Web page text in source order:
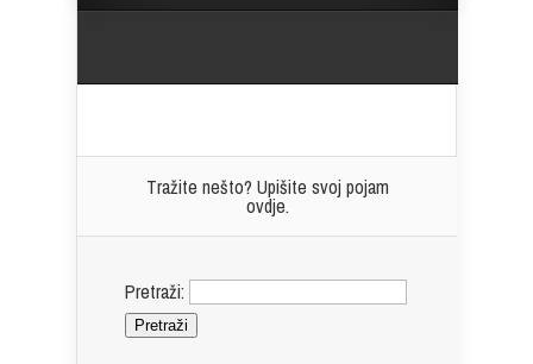
Tražite nešto? Upišite svoj pojam
ovdje.
Pretraži: